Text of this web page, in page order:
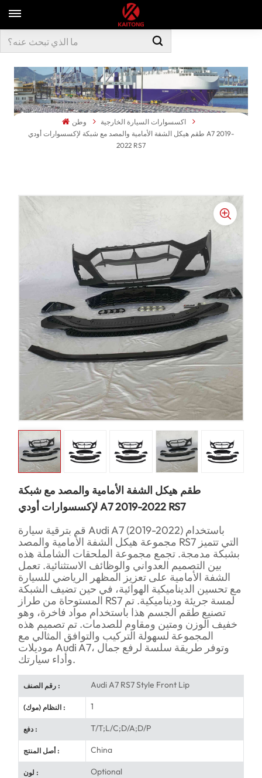
وطن
اكسسوارات السيارة الخارجية
طقم هيكل الشفة الأمامية والمصد مع شبكة لإكسسوارات أودي A7 2019-
2022 RS7
طقم هيكل الشفة الأمامية والمصد مع شبكة
لإكسسوارات أودي A7 2019-2022 RS7
قم بترقية سيارة Audi A7 (2019-2022) باستخدام
مجموعة هيكل الشفة الأمامية والمصد RS7 التي تتميز
بشبكة مدمجة. تجمع مجموعة الملحقات الشاملة هذه
بين التصميم العدواني والوظائف الاستثنائية. تعمل
الشفة الأمامية على تعزيز المظهر الرياضي للسيارة
مع تحسين الديناميكية الهوائية، في حين تضيف الشبكة
المستوحاة من طراز RS7 لمسة جريئة وديناميكية. تم
تصنيع طقم الجسم هذا باستخدام مواد فاخرة، وهو
خفيف الوزن ومتين ومقاوم للصدمات. تم تصميم هذه
المجموعة لسهولة التركيب والتوافق المثالي مع
موديلات Audi A7، وتوفر طريقة سلسة لرفع جمال
وأداء سيارتك.
رقم الصنف : Audi A7 RS7 Style Front Lip
النظام (موك) : 1
دفع : T/T;L/C;D/A;D/P
أصل المنتج : China
لون : Optional